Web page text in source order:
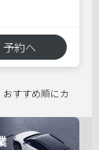
予約へ
すすめ順にカ